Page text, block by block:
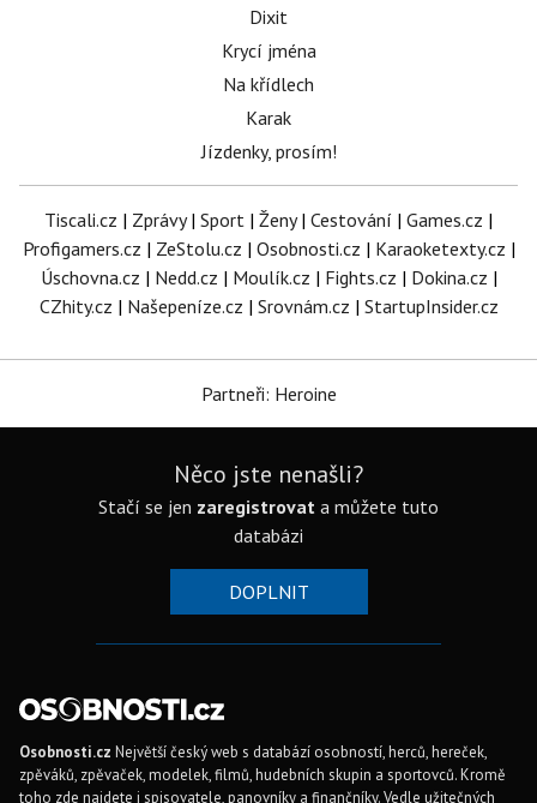
Dixit
Krycí jména
Na křídlech
Karak
Jízdenky, prosím!
Tiscali.cz | Zprávy| Sport | Ženy| Cestování | Games.cz |
Profigamers.cz | ZeStolu.cz | Osobnosti.cz | Karaoketexty.cz |
Úschovna.cz | Nedd.cz | Moulík.cz | Fights.cz | Dokina.cz |
CZhity.cz | Našepeníze.cz | Srovnám.cz | StartupInsider.cz
Partneři: Heroine
Něco jste nenašli?
Stačí se jen zaregistrovat a můžete tuto
databázi
DOPLNIT
Osobnosti.cz Největší český web s databází osobností, herců, hereček,
zpěváků, zpěvaček, modelek, filmů, hudebních skupin a sportovců. Kromě
toho zde najdete i spisovatele, panovníky a finančníky. Vedle užitečných